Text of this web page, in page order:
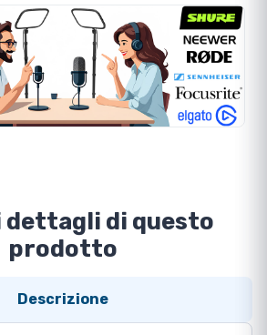
dettagli di questo
prodotto
Descrizione